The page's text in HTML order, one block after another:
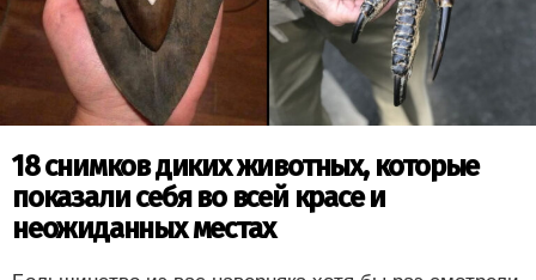
18 снимков диких животных, которые
показали себя во всей красе и
неожиданных местах